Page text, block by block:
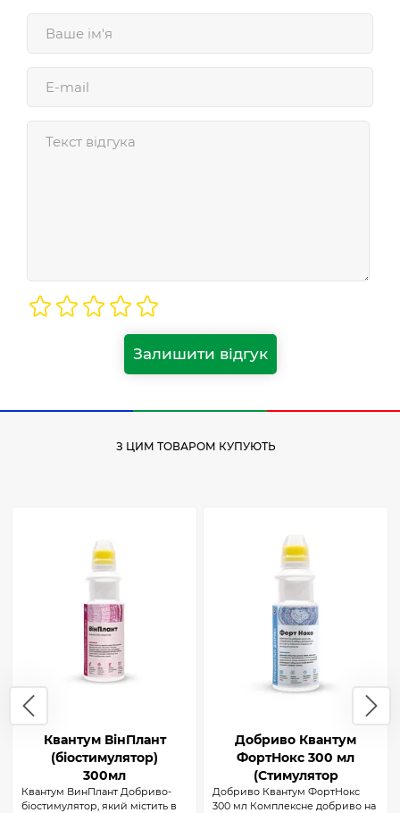
Залишити відгук
З ЦИМ ТОВАРОМ КУПУЮТЬ
Квантум ВінПлант
(біостимулятор)
300мл
Квантум ВинПлант Добриво-
біостимулятор, який містить в
Добриво Квантум
ФортНокс 300 мл
(Стимулятор
плодоутворення)
Добриво Квантум ФортНокс
300 мл Комплексне добриво на